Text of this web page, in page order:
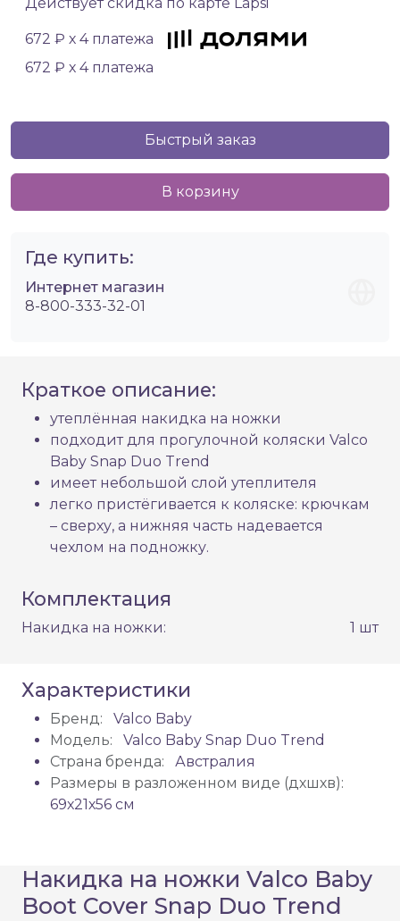
Действует скидка по карте Lapsi
672 ₽ х 4 платежа
672 ₽ х 4 платежа
Быстрый заказ
В корзину
Где купить:
Интернет магазин
8-800-333-32-01
Краткое описание:
утеплённая накидка на ножки
подходит для прогулочной коляски Valco
Baby Snap Duo Trend
имеет небольшой слой утеплителя
легко пристёгивается к коляске: крючкам
– сверху, а нижняя часть надевается
чехлом на подножку.
Комплектация
Накидка на ножки: 1 шт
Характеристики
Бренд:
Valco Baby
Модель:
Valco Baby Snap Duo Trend
Страна бренда:
Австралия
Размеры в разложенном виде (дхшхв):
69х21х56 см
Накидка на ножки Valco Baby
Boot Cover Snap Duo Trend